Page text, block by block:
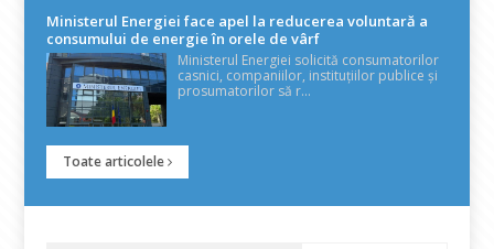
Ministerul Energiei face apel la reducerea voluntară a
consumului de energie în orele de vârf
Ministerul Energiei solicită consumatorilor
casnici, companiilor, instituțiilor publice și
prosumatorilor să r...
Toate articolele